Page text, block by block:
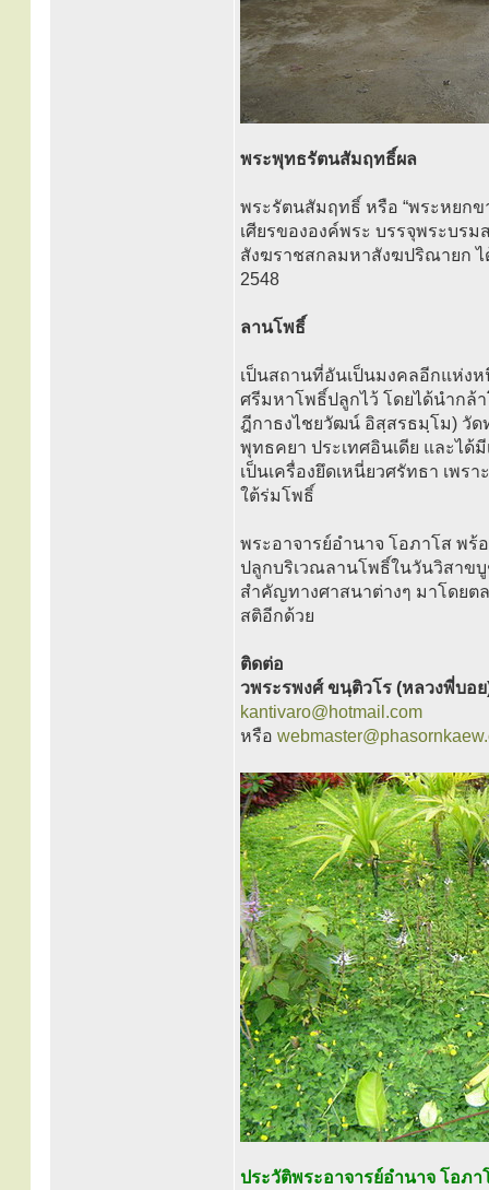
พระพุทธรัตนสัมฤทธิ์ผล
พระรัตนสัมฤทธิ์ หรือ “พระหยก
เศียรขององค์พระ บรรจุพระบร
สังฆราชสกลมหาสังฆปริณายก
2548
ลานโพธิ์
เป็นสถานที่อันเป็นมงคลอีกแห่ง
ศรีมหาโพธิ์ปลูกไว้ โดยได้นำกล้
ฎีกาธงไชยวัฒน์ อิสฺสรธมฺโม) วัด
พุทธคยา ประเทศอินเดีย และได้
เป็นเครื่องยึดเหนี่ยวศรัทธา เพร
ใต้ร่มโพธิ์
พระอาจารย์อำนาจ โอภาโส พร้
ปลูกบริเวณลานโพธิ์ในวันวิสาข
สำคัญทางศาสนาต่างๆ มาโดยต
สติอีกด้วย
ติดต่อ
วพระรพงศ์ ขนฺติวโร (หลวงพี่บอย
kantivaro@hotmail.com
หรือ
ประวัติพระอาจารย์อำนาจ โอภา